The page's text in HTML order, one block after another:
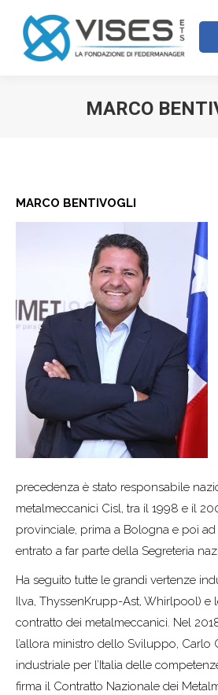
MARCO
MARCO BENTIVOGLI
precedenza è stato responsabile
metalmeccanici Cisl, tra il 1998 e il
provinciale, prima a Bologna e poi
entrato a far parte della Segreteria
Ha seguito tutte le grandi vertenze
Ilva, ThyssenKrupp-Ast, Whirlpool) e
contratto dei metalmeccanici. Nel
l’allora ministro dello Sviluppo, Carlo
industriale per l’Italia delle
firma il Contratto Nazionale dei